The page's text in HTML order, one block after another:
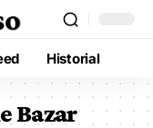
Historial
Bazar